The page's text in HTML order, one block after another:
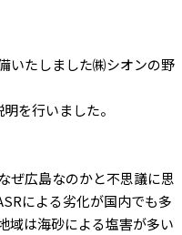
いたしました㈱シオンの野
を行いました。
ぜ広島なのかと不思議に思
による劣化が国内でも多
域は海砂による塩害が多い